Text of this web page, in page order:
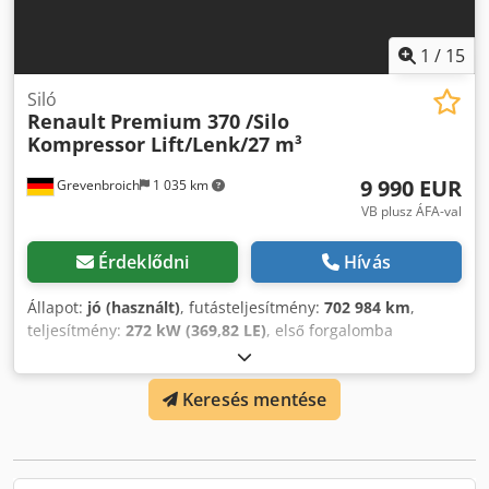
1 / 15
Grevenbroich 1 035 km
Siló
Renault Premium 370 /Silo
Kompressor Lift/Lenk/27 m³
9 990 EUR
VB plusz ÁFA-val
Érdeklődni Hívás
Állapot: jó (használt), futásteljesítmény: 702 984 km,
teljesítmény: 272 kW (369,82 LE), első forgalomba
, üzemanyagtípus:
tengelyelrendezés:6x2, üzemanyag:dízel, szín:fehér,
nappali fülke, hajtástípus:mechanikai
kibocsátási osztály:Euro 3, felfüggesztés:acél-levegő
elektromosan állítható tükör, ködlámpák, tempomat, =
Keresés mentése